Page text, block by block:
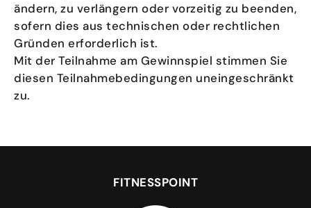
ändern, zu verlängern oder vorzeitig zu beenden,
sofern dies aus technischen oder rechtlichen
Gründen erforderlich ist.
Mit der Teilnahme am Gewinnspiel stimmen Sie
diesen Teilnahmebedingungen uneingeschränkt
zu.
FITNESSPOINT